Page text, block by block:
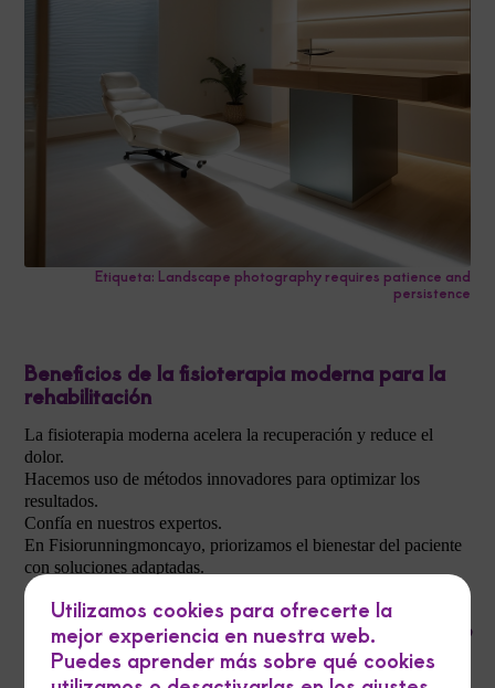
Etiqueta: Landscape photography requires patience and
persistence
Beneficios de la fisioterapia moderna para la
rehabilitación
La fisioterapia moderna acelera la recuperación y reduce el
dolor.
Hacemos uso de métodos innovadores para optimizar los
resultados.
Confía en nuestros expertos.
En Fisiorunningmoncayo, priorizamos el bienestar del paciente
con soluciones adaptadas.
Ofrecemos terapias que mejoran el rendimiento
y previenen lesiones.
Utilizamos cookies para ofrecerte la
mejor experiencia en nuestra web.
Puedes aprender más sobre qué cookies